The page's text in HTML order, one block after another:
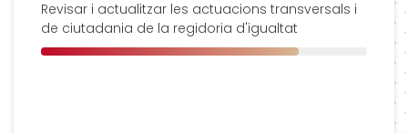
Revisar i actualitzar les actuacions transversals i
de ciutadania de la regidoria d'igualtat